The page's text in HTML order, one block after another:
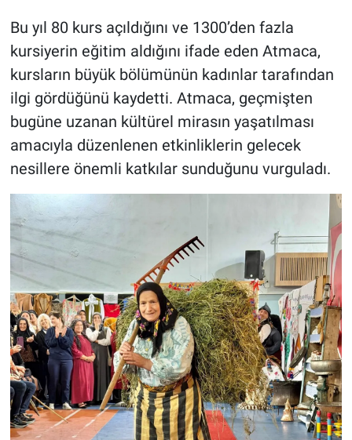
Bu yıl 80 kurs açıldığını ve 1300’den fazla
kursiyerin eğitim aldığını ifade eden Atmaca,
kursların büyük bölümünün kadınlar tarafından
ilgi gördüğünü kaydetti. Atmaca, geçmişten
bugüne uzanan kültürel mirasın yaşatılması
amacıyla düzenlenen etkinliklerin gelecek
nesillere önemli katkılar sunduğunu vurguladı.